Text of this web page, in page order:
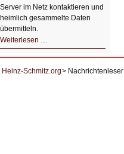
Server im Netz kontaktieren und
heimlich gesammelte Daten
übermitteln.
Weiterlesen …
DNS
Heinz-Schmitz.org
Nachrichtenleser